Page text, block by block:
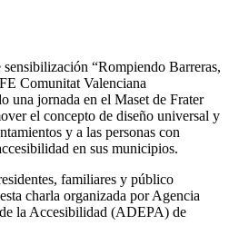
“Rompiendo Barreras,
Comunitat Valenciana
una jornada en el Maset de Frater
el concepto de diseño universal y
y a las personas con
en sus municipios.
familiares y público
charla organizada por Agencia
la Accesibilidad (ADEPA) de